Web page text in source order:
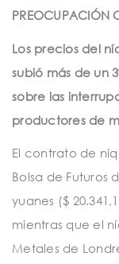
PREOCUPACIÓN
Los precios del
subió más de un
sobre las
productores de
El contrato de
Bolsa de Futuros
yuanes ($
mientras que el
Metales de